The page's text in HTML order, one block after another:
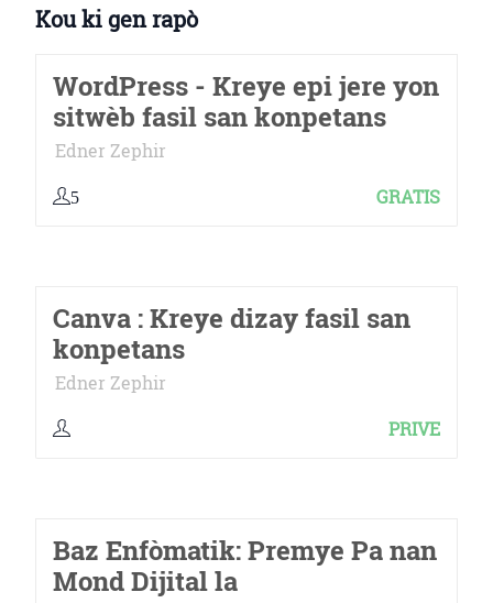
Kou ki gen rapò
WordPress - Kreye epi jere yon
sitwèb fasil san konpetans
Edner Zephir
5 GRATIS
Canva : Kreye dizay fasil san
konpetans
Edner Zephir
PRIVE
Baz Enfòmatik: Premye Pa nan
Mond Dijital la